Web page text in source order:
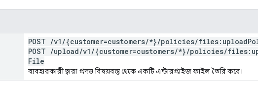
POST /v1 /{customer=customers/*}/policies/files:upload
POST /upload/v1 /{customer=customers/*}/policies/
File
ব্যবহারকারী দ্বারা প্রদত্ত বিষয়বস্তু থেকে একটি এন্টারপ্রাইজ ফাইল তৈরি করে।